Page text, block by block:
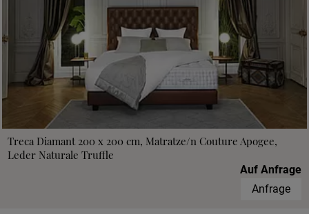
Treca Diamant 200 x 200 cm, Matratze/n Couture Apogee,
Leder Naturale Truffle
Auf Anfrage
Anfrage